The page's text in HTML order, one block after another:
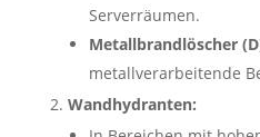
Serverräumen.
Metallbrandlöscher
metallverarbeitende
Wandhydranten: